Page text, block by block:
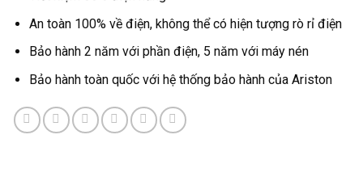
An toàn 100% về điện, không thể có hiện tượng rò rỉ điện
Bảo hành 2 năm với phần điện, 5 năm với máy nén
Bảo hành toàn quốc với hệ thống bảo hành của Ariston